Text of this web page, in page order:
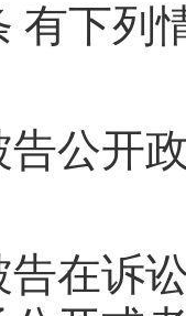
下列情
开政
诉讼